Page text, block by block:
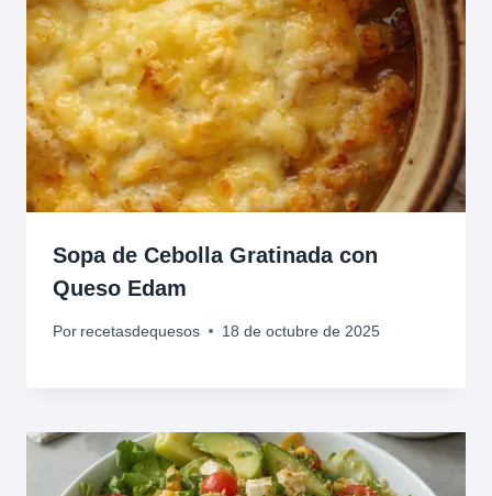
Sopa de Cebolla Gratinada con
Queso Edam
Por recetasdequesos 18 de octubre de 2025